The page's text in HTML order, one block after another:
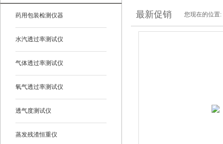
药用包装检测仪器
水汽透过率测试仪
气体透过率测试仪
氧气透过率测试仪
透气度测试仪
蒸发残渣恒重仪
最新促销 您现在的位置: